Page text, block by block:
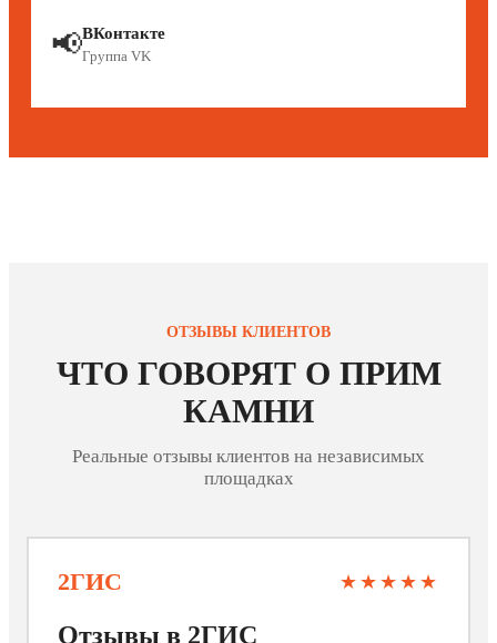
📢ВКонтакте
Группа VK
ОТЗЫВЫ КЛИЕНТОВ
ЧТО ГОВОРЯТ О ПРИМ
КАМНИ
Реальные отзывы клиентов на независимых
площадках
2ГИС ★★★★★
Отзывы в 2ГИС